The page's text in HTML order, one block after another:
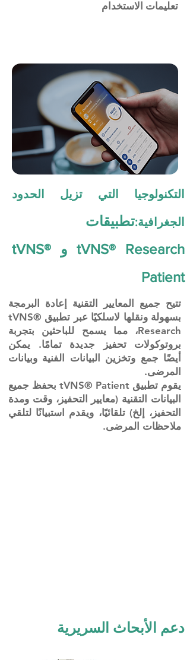
تعليمات الاستخدام
التكنولوجيا التي تزيل الحدود
الجغرافية:تطبيقات
tVNS® Research و tVNS®
Patient
تتيح جميع المعايير التقنية إعادة البرمجة
بسهولة ونقلها لاسلكيًا عبر تطبيق tVNS®
Research، مما يسمح للباحثين بتجربة
بروتوكولات تحفيز جديدة تمامًا. يمكن
أيضًا جمع وتخزين البيانات الفنية وبيانات
المرضى.
يقوم تطبيق tVNS® Patient بحفظ جميع
البيانات التقنية (معايير التحفيز، وقت ومدة
التحفيز، إلخ) تلقائيًا، ويقدم استبيانًا لتلقي
ملاحظات المرضى.
دعم الأبحاث السريرية